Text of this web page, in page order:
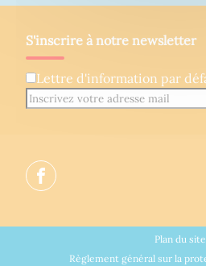
S'inscrire à notre newsletter
Lettre d'information par
Plan du site
Règlement général sur la